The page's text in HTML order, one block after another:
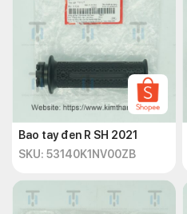
Bao tay đen R SH 2021
SKU: 53140K1NV00ZB